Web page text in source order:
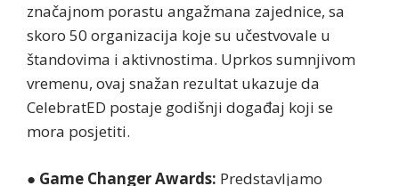
značajnom porastu angažmana zajednice, sa
skoro 50 organizacija koje su učestvovale u
štandovima i aktivnostima. Uprkos sumnjivom
vremenu, ovaj snažan rezultat ukazuje da
CelebratED postaje godišnji događaj koji se
mora posjetiti.
● Game Changer Awards: Predstavljamo